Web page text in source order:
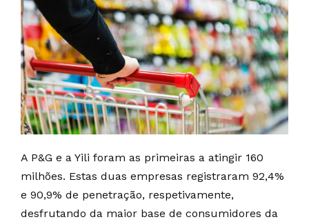
A P&G e a Yili foram as primeiras a atingir 160
milhões. Estas duas empresas registraram 92,4%
e 90,9% de penetração, respetivamente,
desfrutando da maior base de consumidores da